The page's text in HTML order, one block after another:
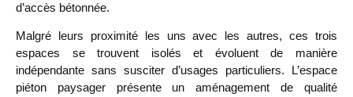
d’accès bétonnée.
Malgré leurs proximité les uns avec les autres, ces trois
espaces se trouvent isolés et évoluent de manière
indépendante sans susciter d’usages particuliers. L’espace
piéton paysager présente un aménagement de qualité